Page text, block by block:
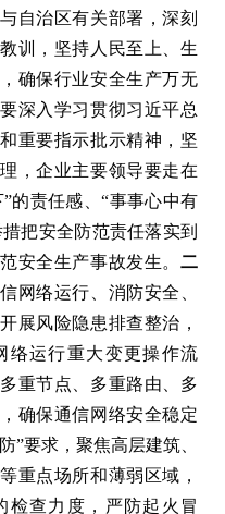
自治区有关部署，深刻
训，坚持人民至上、生
确保行业安全生产万无
深入学习贯彻习近平总
重要指示批示精神，坚
，企业主要领导要走在
的责任感、“事事心中有
把安全防范责任落实到
安全生产事故发生。 二
网络运行、消防安全、
展风险隐患排查整治，
络运行重大变更操作流
重节点、多重路由、多
确保通信网络安全稳定
”要求，聚焦高层建筑、
重点场所和薄弱区域，
检查力度，严防起火冒